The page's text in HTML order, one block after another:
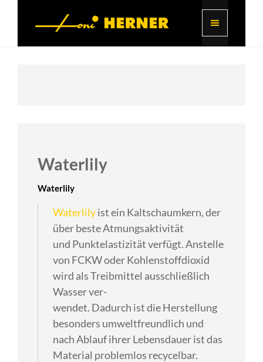
Waterlily
Waterlily
Waterlilyist ein Kaltschaumkern, der
über beste Atmungsaktivität
und Punktelastizität verfügt. Anstelle
von FCKW oder Kohlenstoffdioxid
wird als Treibmittel ausschließlich
Wasser ver-
wendet. Dadurch ist die Herstellung
besonders umweltfreundlich und
nach Ablauf ihrer Lebensdauer ist das
Material problemlos recycelbar.